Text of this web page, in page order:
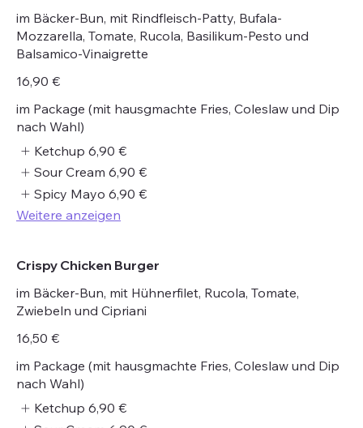
im Bäcker-Bun, mit Rindfleisch-Patty, Bufala-
Mozzarella, Tomate, Rucola, Basilikum-Pesto und
Balsamico-Vinaigrette
16,90 €
im Package (mit hausgmachte Fries, Coleslaw und Dip
nach Wahl)
Ketchup 6,90 €
Sour Cream 6,90 €
Spicy Mayo 6,90 €
Weitere anzeigen
Crispy Chicken Burger
im Bäcker-Bun, mit Hühnerfilet, Rucola, Tomate,
Zwiebeln und Cipriani
16,50 €
im Package (mit hausgmachte Fries, Coleslaw und Dip
nach Wahl)
Ketchup 6,90 €